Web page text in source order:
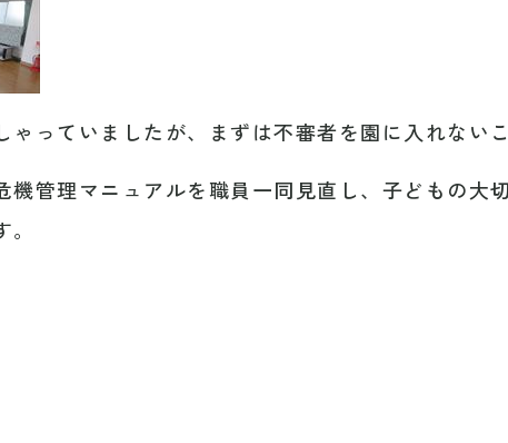
ゃっていましたが、まずは不審者を園に入れない
機管理マニュアルを職員一同見直し、子どもの大